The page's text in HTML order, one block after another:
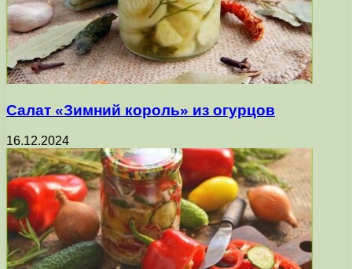
Салат «Зимний король» из огурцов
16.12.2024